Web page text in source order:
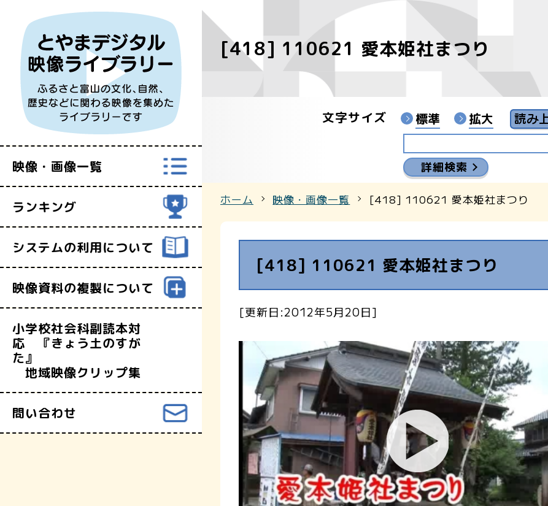
映像・画像一覧
すべての映像
富山県映像センターYouTubeチャンネル
ランキング
システムの利用について
映像資料の複製について
小学校社会科副読本対
応 『きょう土のすが
た』
地域映像クリップ集
問い合わせ
[418] 110621 愛本姫社まつり
文字サイズ 標準 拡大
詳細検索
ホーム 映像・画像一覧 [418] 110621 愛本姫社まつり
[418] 110621 愛本姫社まつり
[更新日:2012年5月20日]